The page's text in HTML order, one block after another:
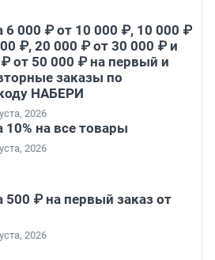
6 000 ₽ от 10 000 ₽, 10 000 ₽
₽, 20 000 ₽ от 30 000 ₽ и
от 50 000 ₽ на первый и
заказы по
НАБЕРИ
2026
10% на все товары
2026
500 ₽ на первый заказ от
2026